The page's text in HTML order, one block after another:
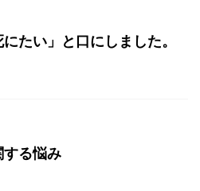
たい」と口にしました。
する悩み